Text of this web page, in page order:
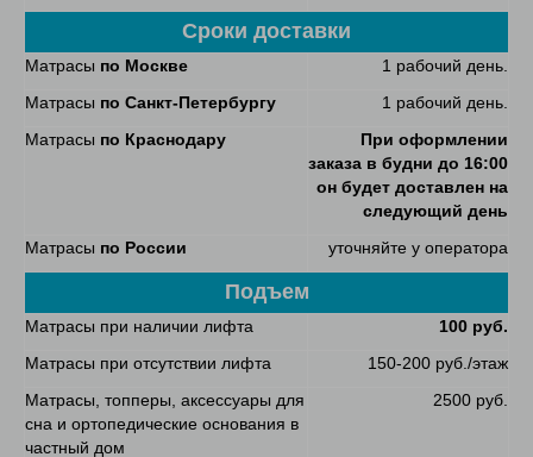
Сроки доставки
Матрасы по Москве
1 рабочий день.
Матрасы по Санкт-Петербургу
1 рабочий день.
Матрасы по Краснодару
При оформлении
заказа в будни до 16:00
он будет доставлен на
следующий день
Матрасы по России уточняйте у оператора
Подъем
Матрасы при наличии лифта
100 руб.
Матрасы при отсутствии лифта
150-200 руб./этаж
Матрасы, топперы, аксессуары для
сна и ортопедические основания в
частный дом
2500 руб.